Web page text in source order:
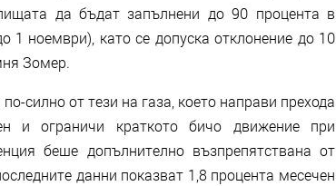
да бъдат запълнени до 90 процента в
ноември), като се допуска отклонение до 10
Зомер.
силно от тези на газа, което направи прехода
и ограничи краткото бичо движение при
беше допълнително възпрепятствана от
данни показват 1,8 процента месечен